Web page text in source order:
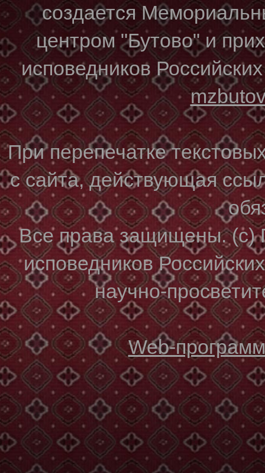
создается
центром "Бутово" и
исповедников
При перепечатке
с сайта, действующая
Все права защищены. (с)
исповедников
научно-
Web-